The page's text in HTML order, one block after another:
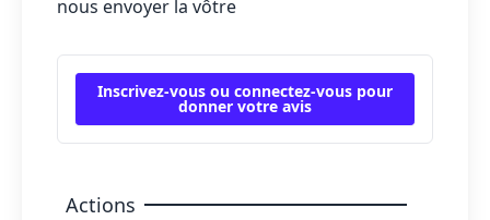
nous envoyer la vôtre
Inscrivez-vous ou connectez-vous pour
donner votre avis
Actions